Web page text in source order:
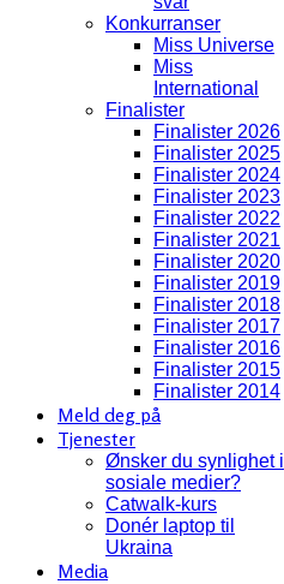
Konkurranser
Miss Universe
Miss
International
Finalister
Finalister 2026
Finalister 2025
Finalister 2024
Finalister 2023
Finalister 2022
Finalister 2021
Finalister 2020
Finalister 2019
Finalister 2018
Finalister 2017
Finalister 2016
Finalister 2015
Finalister 2014
Meld deg på
Tjenester
Ønsker du synlighet i
sosiale medier?
Catwalk-kurs
Donér laptop til
Ukraina
Media